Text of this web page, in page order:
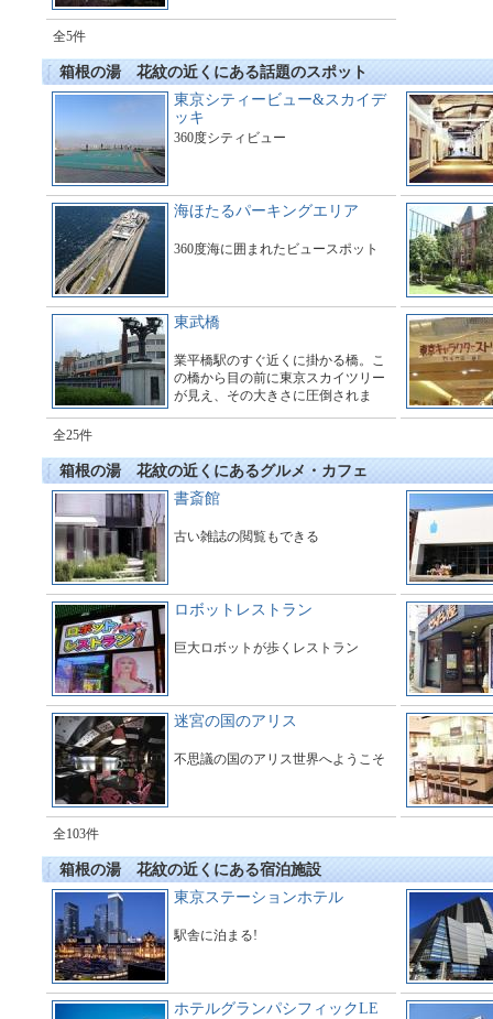
全5件
箱根の湯 花紋の近くにある話題のスポット
東京シティービュー&スカイデ
ッキ
360度シティビュー
海ほたるパーキングエリア
360度海に囲まれたビュースポット
東武橋
業平橋駅のすぐ近くに掛かる橋。こ
の橋から目の前に東京スカイツリー
が見え、その大きさに圧倒されま
全25件
箱根の湯 花紋の近くにあるグルメ・カフェ
書斎館
古い雑誌の閲覧もできる
ロボットレストラン
巨大ロボットが歩くレストラン
迷宮の国のアリス
不思議の国のアリス世界へようこそ
全103件
箱根の湯 花紋の近くにある宿泊施設
東京ステーションホテル
駅舎に泊まる!
ホテルグランパシフィックLE